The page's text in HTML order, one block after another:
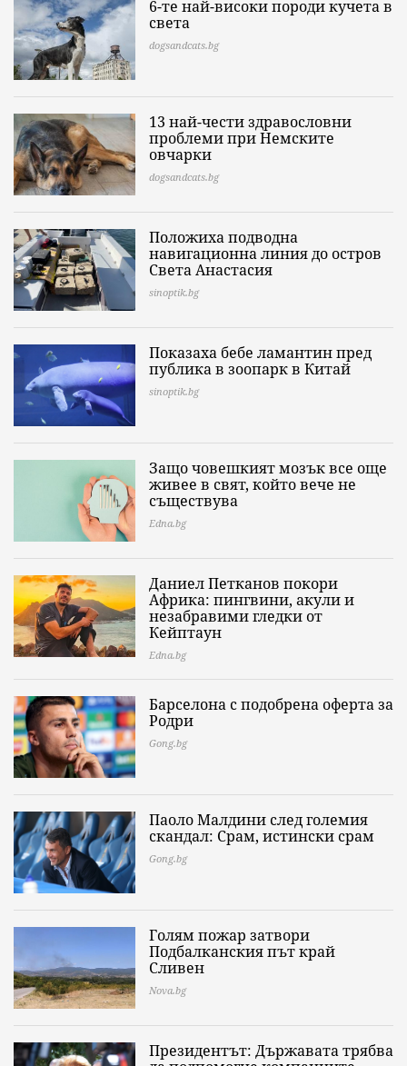
6-те най-високи породи кучета в
света
dogsandcats.bg
13 най-чести здравословни
проблеми при Немските
овчарки
dogsandcats.bg
Положиха подводна
навигационна линия до остров
Света Анастасия
sinoptik.bg
Показаха бебе ламантин пред
публика в зоопарк в Китай
sinoptik.bg
Защо човешкият мозък все още
живее в свят, който вече не
съществува
Edna.bg
Даниел Петканов покори
Африка: пингвини, акули и
незабравими гледки от
Кейптаун
Edna.bg
Барселона с подобрена оферта за
Родри
Gong.bg
Паоло Малдини след големия
скандал: Срам, истински срам
Gong.bg
Голям пожар затвори
Подбалканския път край
Сливен
Nova.bg
Президентът: Държавата трябва